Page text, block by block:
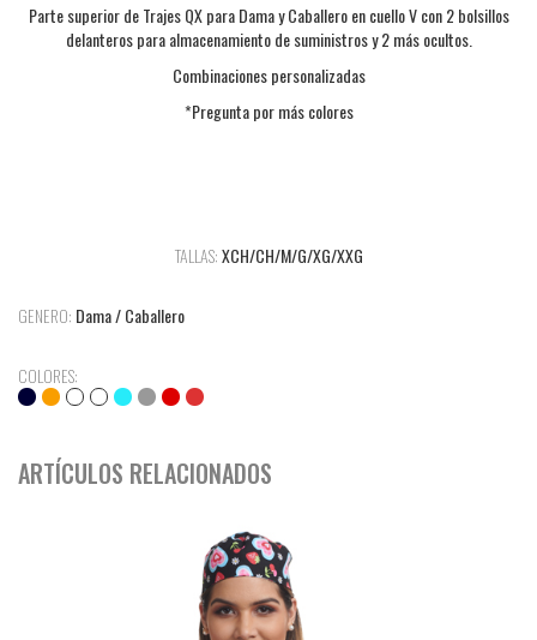
Parte superior de Trajes QX para Dama y Caballero en cuello V con 2 bolsillos
delanteros para almacenamiento de suministros y 2 más ocultos.
Combinaciones personalizadas
*Pregunta por más colores
TALLAS:XCH/CH/M/G/XG/XXG
GENERO: Dama / Caballero
COLORES:
ARTÍCULOS RELACIONADOS